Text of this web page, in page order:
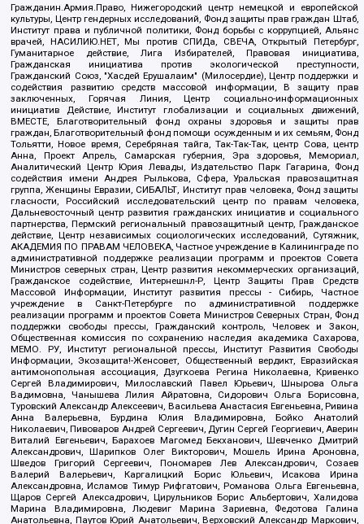
Гражданин.Армия.Право, Нижегородский центр немецкой и европейской
культуры, Центр гендерных исследований, Фонд защиты прав граждан Штаб,
Институт права и публичной политики, Фонд борьбы с коррупцией, Альянс
врачей, НАСИЛИЮ.НЕТ, Мы против СПИДа, СВЕЧА, Открытый Петербург,
Гуманитарное действие, Лига Избирателей, Правовая инициатива,
Гражданская инициатива против экологической преступности,
Гражданский Союз, "Хасдей Ерушалаим" (Милосердие), Центр поддержки и
содействия развитию средств массовой информации, В защиту прав
заключенных, Горячая Линия, Центр социально-информационных
инициатив Действие, Институт глобализации и социальных движений,
ВМЕСТЕ, Благотворительный фонд охраны здоровья и защиты прав
граждан, Благотворительный фонд помощи осужденным и их семьям, Фонд
Тольятти, Новое время, Серебряная тайга, Так-Так-Так, центр Сова, центр
Анна, Проект Апрель, Самарская губерния, Эра здоровья, Мемориал,
Аналитический Центр Юрия Левады, Издательство Парк Гагарина, Фонд
содействия имени Андрея Рылькова, Сфера, Уральская правозащитная
группа, Женщины Евразии, СИБАЛЬТ, Институт прав человека, Фонд защиты
гласности, Российский исследовательский центр по правам человека,
Дальневосточный центр развития гражданских инициатив и социального
партнерства, Пермский региональный правозащитный центр, Гражданское
действие, Центр независимых социологических исследований, Сутяжник,
АКАДЕМИЯ ПО ПРАВАМ ЧЕЛОВЕКА, Частное учреждение в Калининграде по
административной поддержке реализации программ и проектов Совета
Министров северных стран, Центр развития некоммерческих организаций,
Гражданское содействие, Интернешнл-Р, Центр Защиты Прав Средств
Массовой Информации, Институт развития прессы - Сибирь, Частное
учреждение в Санкт-Петербурге по административной поддержке
реализации программ и проектов Совета Министров Северных Стран, Фонд
поддержки свободы прессы, Гражданский контроль, Человек и Закон,
Общественная комиссия по сохранению наследия академика Сахарова,
МЕМО. РУ, Институт региональной прессы, Институт Развития Свободы
Информации, Экозащита!-Женсовет, Общественный вердикт, Евразийская
антимонопольная ассоциация, Дзугкоева Регина Николаевна, Кривенко
Сергей Владимирович, Милославский Павел Юрьевич, Шнырова Ольга
Вадимовна, Чанышева Лилия Айратовна, Сидорович Ольга Борисовна,
Туровский Александр Алексеевич, Васильева Анастасия Евгеньевна, Ривина
Анна Валерьевна, Бурдина Юлия Владимировна, Бойко Анатолий
Николаевич, Пивоваров Андрей Сергеевич, Дугин Сергей Георгиевич, Аверин
Виталий Евгеньевич, Барахоев Магомед Бекханович, Шевченко Дмитрий
Александрович, Шарипков Олег Викторович, Мошель Ирина Ароновна,
Шведов Григорий Сергеевич, Пономарев Лев Александрович, Созаев
Валерий Валерьевич, Каргалицкий Борис Юльевич, Исакова Ирина
Александровна, Исламов Тимур Рифгатович, Романова Ольга Евгеньевна,
Щаров Сергей Алексадрович, Цирульников Борис Альбертович, Халидова
Марина Владимировна, Людевиг Марина Зариевна, Федотова Галина
Анатольевна, Паутов Юрий Анатольевич, Верховский Александр Маркович,